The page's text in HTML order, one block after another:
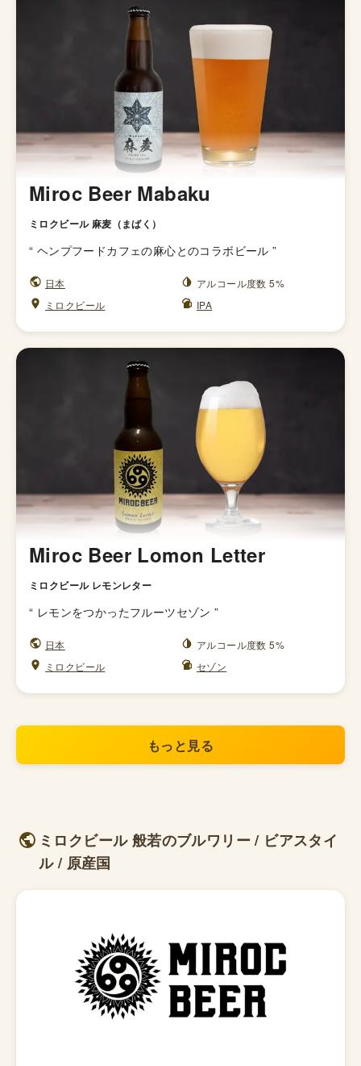
Miroc Beer Mabaku
ミロクビール 麻麦（まばく）
“ ヘンプフードカフェの麻心とのコラボビール ”
日本
アルコール度数 5%
ミロクビール
IPA
Miroc Beer Lomon Letter
ミロクビール レモンレター
“ レモンをつかったフルーツセゾン ”
日本
アルコール度数 5%
ミロクビール
セゾン
もっと見る
ミロクビール 般若のブルワリー / ビアスタイ
ル / 原産国